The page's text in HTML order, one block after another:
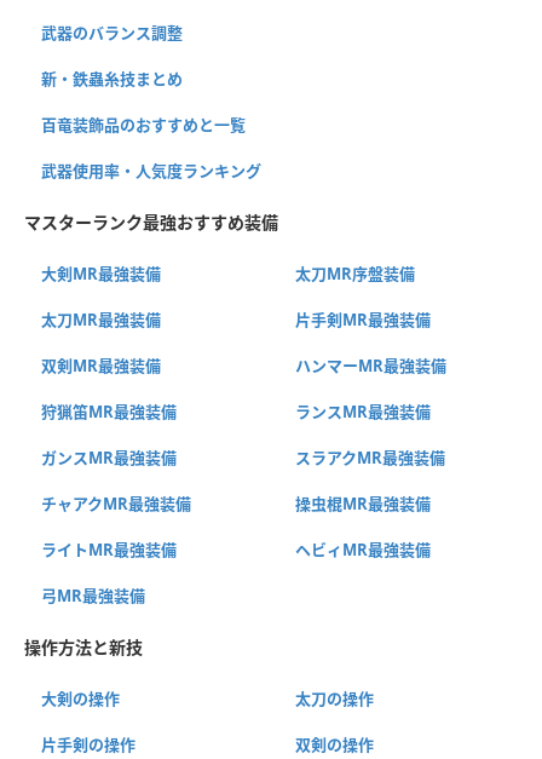
武器のバランス調整
新・鉄蟲糸技まとめ
百竜装飾品のおすすめと一覧
武器使用率・人気度ランキング
マスターランク最強おすすめ装備
大剣MR最強装備 太刀MR序盤装備
太刀MR最強装備 片手剣MR最強装備
双剣MR最強装備 ハンマーMR最強装備
狩猟笛MR最強装備 ランスMR最強装備
ガンスMR最強装備 スラアクMR最強装備
チャアクMR最強装備 操虫棍MR最強装備
ライトMR最強装備 ヘビィMR最強装備
弓MR最強装備
操作方法と新技
大剣の操作 太刀の操作
片手剣の操作 双剣の操作